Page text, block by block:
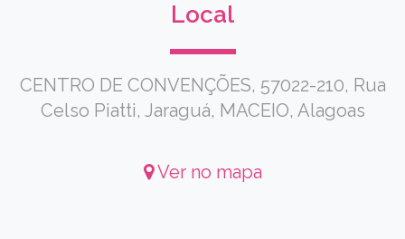
Local
CENTRO DE CONVENÇÕES, 57022-210, Rua
Celso Piatti, Jaraguá, MACEIO, Alagoas
Ver no mapa